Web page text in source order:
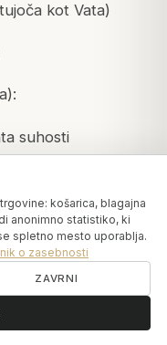
kot Vata)
suhosti
oba vidika
košarica, blagajna
anonimno statistiko, ki
spletno mesto uporablja.
o zasebnosti
ZAVRNI